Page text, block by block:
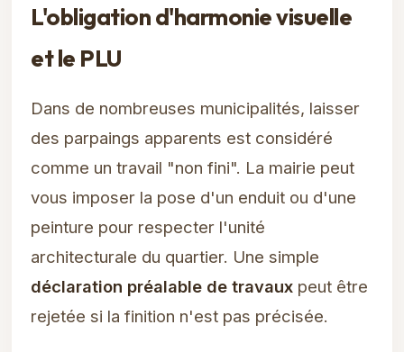
L'obligation d'harmonie visuelle
et le PLU
Dans de nombreuses municipalités, laisser
des parpaings apparents est considéré
comme un travail "non fini". La mairie peut
vous imposer la pose d'un enduit ou d'une
peinture pour respecter l'unité
architecturale du quartier. Une simple
déclaration préalable de travaux peut être
rejetée si la finition n'est pas précisée.